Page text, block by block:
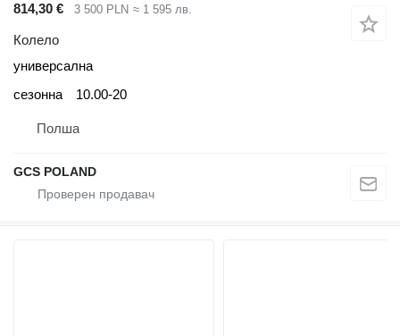
814,30 €
3 500 PLN ≈ 1 595 лв.
Колело
универсална
сезонна
10.00-20
Полша
GCS POLAND